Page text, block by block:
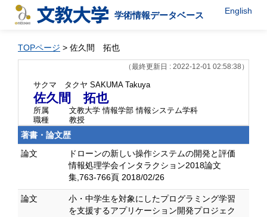
学術情報データベース English
TOPページ > 佐久間 拓也
（最終更新日 : 2022-12-01 02:58:38）
サクマ タクヤ SAKUMA Takuya
佐久間 拓也
所属
文教大学 情報学部 情報システム学科
職種
教授
著書・論文歴
論文
ドローンの新しい操作システムの開発と評価
情報処理学会インタラクション2018論文
集,763-766頁 2018/02/26
論文
小・中学生を対象にしたプログラミング学習
を支援するアプリケーション開発プロジェク